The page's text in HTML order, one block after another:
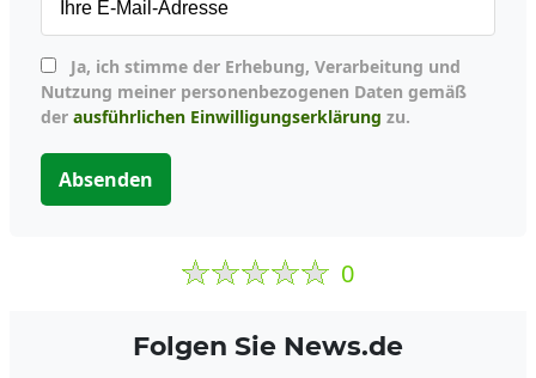
Nutzung meiner personenbezogenen Daten gemäß
der ausführlichen Einwilligungserklärung zu.
Absenden
0
Folgen Sie News.de